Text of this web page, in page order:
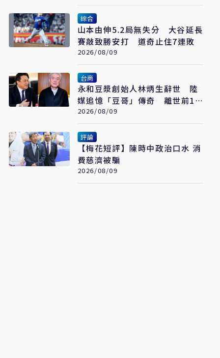
綜合
山本由伸5.2局無失分 大谷延長
賽敲致勝安打 道奇止住7連敗
2026/08/09
台商
永和豆漿創始人林炳生辭世 陸
媒追憶「豆哥」傳奇 離世前13
天弟弟接掌香港永和
2026/08/09
評論
【梅花短評】陳時中政治口水 消
費慈濟被騙
2026/08/09